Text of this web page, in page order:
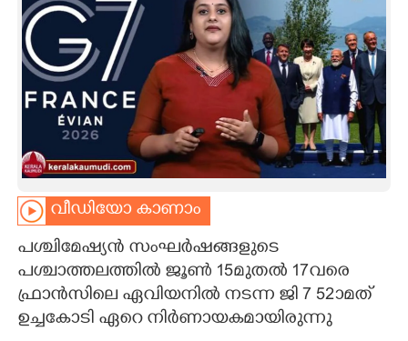
SPIRITUAL
CARTOONS
LITERATURE
വീഡിയോ കാണാം
പശ്ചിമേഷ്യൻ സംഘർഷങ്ങളുടെ
പശ്ചാത്തലത്തിൽ ജൂൺ 15മുതൽ 17വരെ
ഫ്രാൻസിലെ ഏവിയനിൽ നടന്ന ജി 7 52ാമത്
ഉച്ചകോടി ഏറെ നിർണായകമായിരുന്നു